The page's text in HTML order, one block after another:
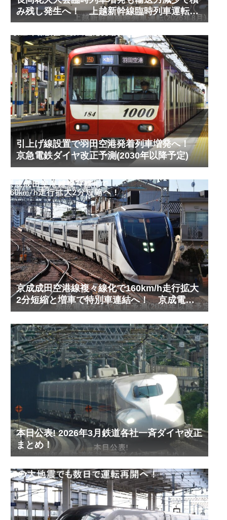
み残し発生へ！ 上越新幹線臨時列車運転
(2026年8月)
引上げ線設置で羽田空港発着列車増発へ！
京急電鉄ダイヤ改正予測(2030年以降予定)
京成成田空港線複々線化で160km/h走行拡大
2分短縮と増車で特別車連結へ！ 京成電鉄
ダイヤ改正予測(2029年以降予定)
本日公表! 2026年3月鉄道各社一斉ダイヤ改正
まとめ！